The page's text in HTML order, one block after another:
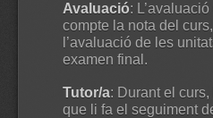
Avaluació:
compte la nota del
l’avaluació de les
examen final.
Tutor/a: Durant el curs,
que li fa el seguiment